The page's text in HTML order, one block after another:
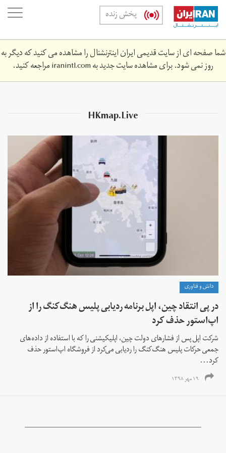
Skip
main
content
پخش زنده
شما صفحه ای از سایت قدیمی ایران اینترنشنال را مشاهده می کنید که دیگر به
روز نمی شود. برای مشاهده سایت جدید بهiranintl.comمراجعه کنید.
HKmap.Live
دانش و فناوری
در پی انتقاد چین، اپل برنامه ردیابی پلیس هنگ‌کنگ را از
اپ‌استور حذف کرد
شرکت اپل پس از فشارهای دولت چین، اپلیکیشنی را که با استفاده از داده‌های
جمعی حرکات پلیس هنگ‌کنگ را ردیابی می‌کرد از فروشگاه اپ‌استور حذف
کرد...
۱۹ مهر ۱۳۹۸